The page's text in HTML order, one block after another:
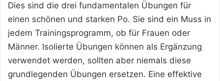
Dies sind die drei fundamentalen Übungen für
einen schönen und starken Po. Sie sind ein Muss in
jedem Trainingsprogramm, ob für Frauen oder
Männer. Isolierte Übungen können als Ergänzung
verwendet werden, sollten aber niemals diese
grundlegenden Übungen ersetzen. Eine effektive